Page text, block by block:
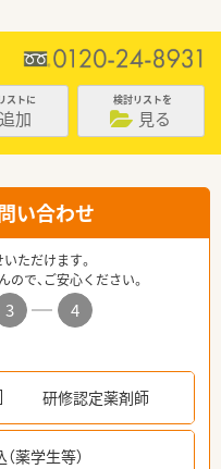
ストに
追加
検討リストを
見る
い合わせ
ただけます。
で、ご安心ください。
3
4
研修認定薬剤師
薬学生等）